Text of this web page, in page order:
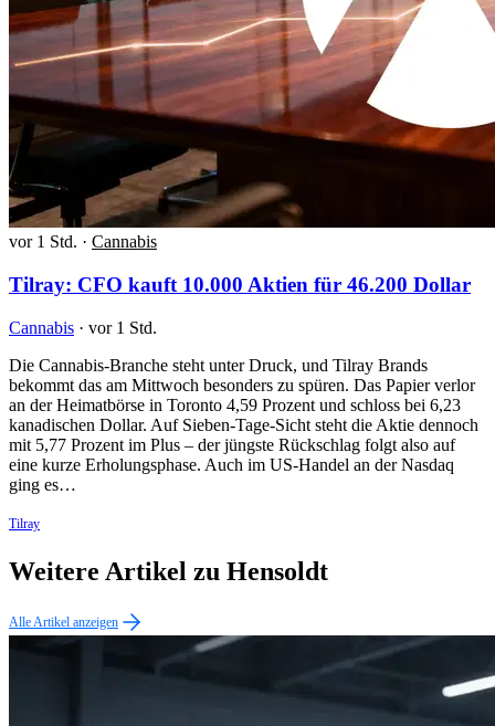
vor 1 Std. · Cannabis
Tilray: CFO kauft 10.000 Aktien für 46.200 Dollar
Cannabis · vor 1 Std.
Die Cannabis-Branche steht unter Druck, und Tilray Brands
bekommt das am Mittwoch besonders zu spüren. Das Papier verlor
an der Heimatbörse in Toronto 4,59 Prozent und schloss bei 6,23
kanadischen Dollar. Auf Sieben-Tage-Sicht steht die Aktie dennoch
mit 5,77 Prozent im Plus – der jüngste Rückschlag folgt also auf
eine kurze Erholungsphase. Auch im US-Handel an der Nasdaq
ging es…
Tilray
Weitere Artikel zu Hensoldt
Alle Artikel anzeigen